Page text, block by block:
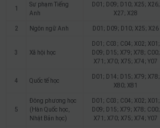
1
Sư phạm Tiếng
Anh
D01; D09; D10; X25; X26;
X27; X28
2 Ngôn ngữ Anh D01; D09; D10; X25; X26
3 Xã hội học
D01; C03; C04; X02; X01;
D09; D15; X79; X78; C00;
X71; X70; X75; X74; Y07
4 Quốc tế học
D01; D14; D15; X79; X78;
X80; X81
5
Đông phương học
(Hàn Quốc học,
Nhật Bản học)
D01; C03; C04; X02; X01;
D09; D15; X79; X78; C00;
X71; X70; X75; X74; Y07